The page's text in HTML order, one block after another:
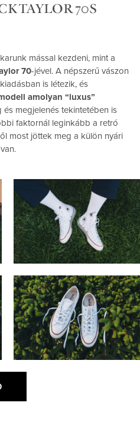
TAYLOR 70S
mással kezdeni, mint a
70-jével. A népszerű vászon
is létezik, és
amolyan “luxus”
és megjelenés tekintetében is
faktornál leginkább a retró
most jöttek meg a külön nyári